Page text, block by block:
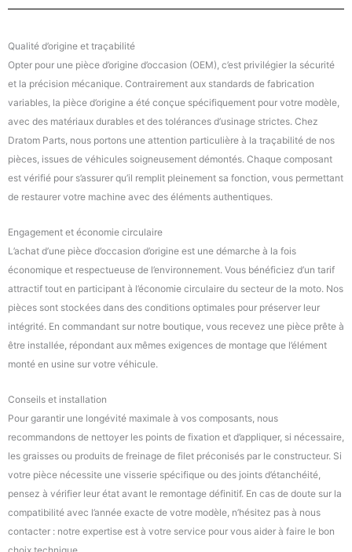
Qualité d’origine et traçabilité
Opter pour une pièce d’origine d’occasion (OEM), c’est privilégier la sécurité
et la précision mécanique. Contrairement aux standards de fabrication
variables, la pièce d’origine a été conçue spécifiquement pour votre modèle,
avec des matériaux durables et des tolérances d’usinage strictes. Chez
Dratom Parts, nous portons une attention particulière à la traçabilité de nos
pièces, issues de véhicules soigneusement démontés. Chaque composant
est vérifié pour s’assurer qu’il remplit pleinement sa fonction, vous permettant
de restaurer votre machine avec des éléments authentiques.
Engagement et économie circulaire
L’achat d’une pièce d’occasion d’origine est une démarche à la fois
économique et respectueuse de l’environnement. Vous bénéficiez d’un tarif
attractif tout en participant à l’économie circulaire du secteur de la moto. Nos
pièces sont stockées dans des conditions optimales pour préserver leur
intégrité. En commandant sur notre boutique, vous recevez une pièce prête à
être installée, répondant aux mêmes exigences de montage que l’élément
monté en usine sur votre véhicule.
Conseils et installation
Pour garantir une longévité maximale à vos composants, nous
recommandons de nettoyer les points de fixation et d’appliquer, si nécessaire,
les graisses ou produits de freinage de filet préconisés par le constructeur. Si
votre pièce nécessite une visserie spécifique ou des joints d’étanchéité,
pensez à vérifier leur état avant le remontage définitif. En cas de doute sur la
compatibilité avec l’année exacte de votre modèle, n’hésitez pas à nous
contacter : notre expertise est à votre service pour vous aider à faire le bon